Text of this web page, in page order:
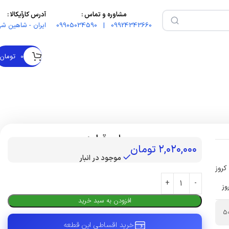
مشاوره و تماس :
09924343660 | 09905034590
آدرس کارآیکالا :
ایران - شاهین
۰ تومان
کروز
بهای قطعه :
۲,۰۲۰,۰۰۰ تومان
موجود در انبار
افزودن به سبد خرید
خرید اقساطی این قطعه